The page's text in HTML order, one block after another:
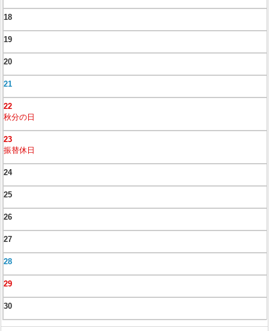
18
19
20
21
22
秋分の日
23
振替休日
24
25
26
27
28
29
30